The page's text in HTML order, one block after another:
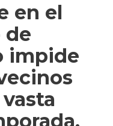
en el
de
impide